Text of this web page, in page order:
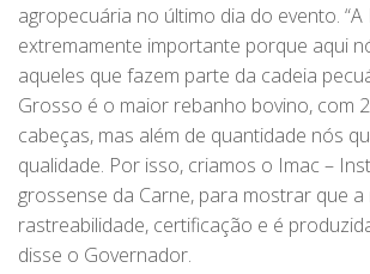
agropecuária no último dia do evento.
extremamente importante porque aqui
aqueles que fazem parte da cadeia
Grosso é o maior rebanho bovino, com
cabeças, mas além de quantidade nós
qualidade. Por isso, criamos o Imac –
grossense da Carne, para mostrar que
rastreabilidade, certificação e é
disse o Governador.